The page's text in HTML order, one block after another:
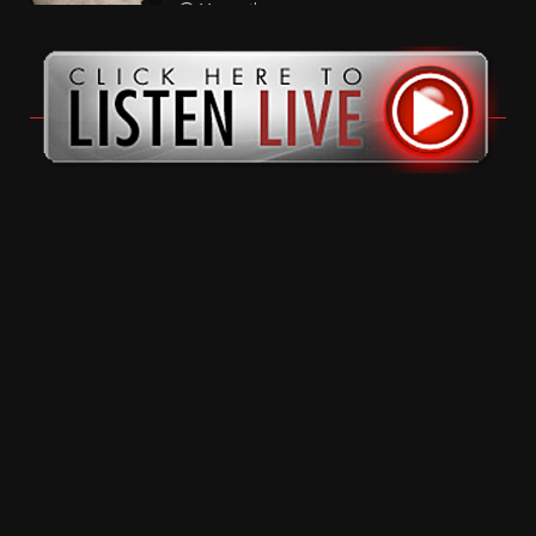
11 months ago